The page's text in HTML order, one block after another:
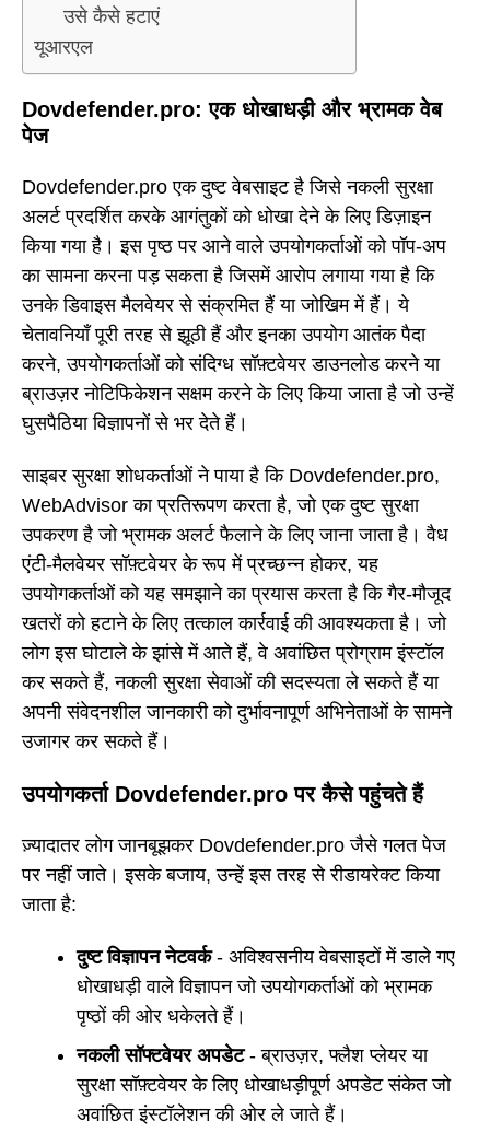
उसे कैसे हटाएं
यूआरएल
Dovdefender.pro: एक धोखाधड़ी और भ्रामक वेब
पेज
Dovdefender.pro एक दुष्ट वेबसाइट है जिसे नकली सुरक्षा
अलर्ट प्रदर्शित करके आगंतुकों को धोखा देने के लिए डिज़ाइन
किया गया है। इस पृष्ठ पर आने वाले उपयोगकर्ताओं को पॉप-अप
का सामना करना पड़ सकता है जिसमें आरोप लगाया गया है कि
उनके डिवाइस मैलवेयर से संक्रमित हैं या जोखिम में हैं। ये
चेतावनियाँ पूरी तरह से झूठी हैं और इनका उपयोग आतंक पैदा
करने, उपयोगकर्ताओं को संदिग्ध सॉफ़्टवेयर डाउनलोड करने या
ब्राउज़र नोटिफिकेशन सक्षम करने के लिए किया जाता है जो उन्हें
घुसपैठिया विज्ञापनों से भर देते हैं।
साइबर सुरक्षा शोधकर्ताओं ने पाया है कि Dovdefender.pro,
WebAdvisor का प्रतिरूपण करता है, जो एक दुष्ट सुरक्षा
उपकरण है जो भ्रामक अलर्ट फैलाने के लिए जाना जाता है। वैध
एंटी-मैलवेयर सॉफ़्टवेयर के रूप में प्रच्छन्न होकर, यह
उपयोगकर्ताओं को यह समझाने का प्रयास करता है कि गैर-मौजूद
खतरों को हटाने के लिए तत्काल कार्रवाई की आवश्यकता है। जो
लोग इस घोटाले के झांसे में आते हैं, वे अवांछित प्रोग्राम इंस्टॉल
कर सकते हैं, नकली सुरक्षा सेवाओं की सदस्यता ले सकते हैं या
अपनी संवेदनशील जानकारी को दुर्भावनापूर्ण अभिनेताओं के सामने
उजागर कर सकते हैं।
उपयोगकर्ता Dovdefender.pro पर कैसे पहुंचते हैं
ज़्यादातर लोग जानबूझकर Dovdefender.pro जैसे गलत पेज
पर नहीं जाते। इसके बजाय, उन्हें इस तरह से रीडायरेक्ट किया
जाता है:
दुष्ट विज्ञापन नेटवर्क- अविश्वसनीय वेबसाइटों में डाले गए
धोखाधड़ी वाले विज्ञापन जो उपयोगकर्ताओं को भ्रामक
पृष्ठों की ओर धकेलते हैं।
नकली सॉफ्टवेयर अपडेट- ब्राउज़र, फ्लैश प्लेयर या
सुरक्षा सॉफ़्टवेयर के लिए धोखाधड़ीपूर्ण अपडेट संकेत जो
अवांछित इंस्टॉलेशन की ओर ले जाते हैं।